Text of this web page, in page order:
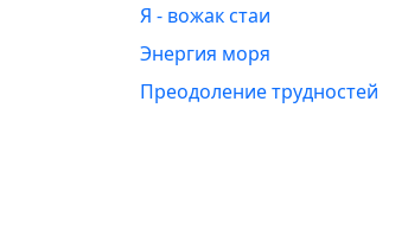
Я - вожак стаи
Энергия моря
Преодоление трудностей